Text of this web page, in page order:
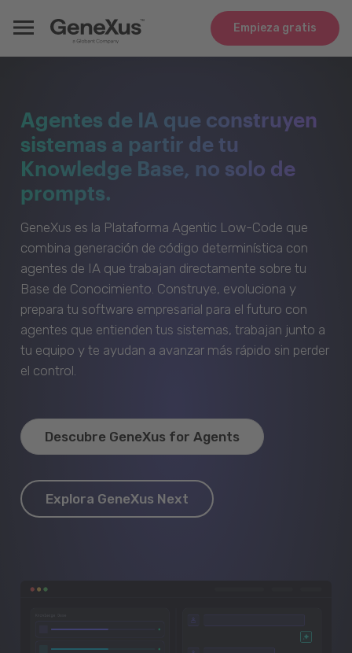
Empieza gratis
Agentes de IA que construyen
sistemas a partir de tu
Knowledge Base, no solo de
prompts.
GeneXus es la Plataforma Agentic Low-Code que
combina generación de código determinística con
agentes de IA que trabajan directamente sobre tu
Base de Conocimiento. Construye, evoluciona y
prepara tu software empresarial para el futuro con
agentes que entienden tus sistemas, trabajan junto a
tu equipo y te ayudan a avanzar más rápido sin perder
el control.
Descubre GeneXus for Agents
Explora GeneXus Next